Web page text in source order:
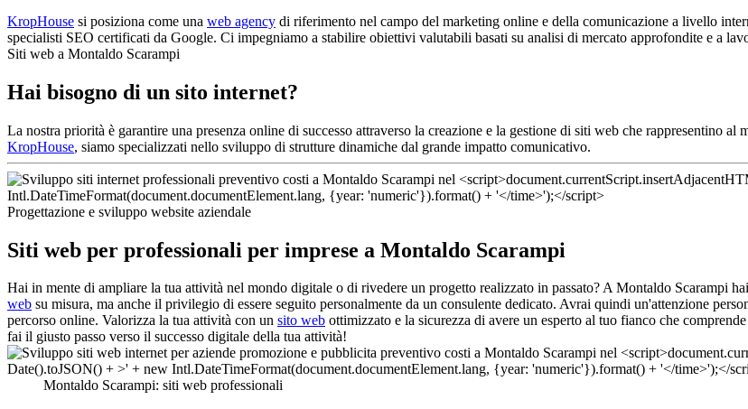
KropHouse si posiziona come una web agency di riferimento nel campo del marketing online e della comunicazione a livello
specialisti SEO certificati da Google. Ci impegniamo a stabilire obiettivi valutabili basati su analisi di mercato approfondite e a
Siti web a Montaldo Scarampi
Hai bisogno di un sito internet?
La nostra priorità è garantire una presenza online di successo attraverso la creazione e la gestione di siti web che rappresentino
KropHouse, siamo specializzati nello sviluppo di strutture dinamiche dal grande impatto comunicativo.
Progettazione e sviluppo website aziendale
Siti web per professionali per imprese a Montaldo Scarampi
Hai in mente di ampliare la tua attività nel mondo digitale o di rivedere un progetto realizzato in passato? A Montaldo Scarampi
web su misura, ma anche il privilegio di essere seguito personalmente da un consulente dedicato. Avrai quindi un'attenzione
percorso online. Valorizza la tua attività con un sito web ottimizzato e la sicurezza di avere un esperto al tuo fianco che
fai il giusto passo verso il successo digitale della tua attività!
Montaldo Scarampi: siti web professionali